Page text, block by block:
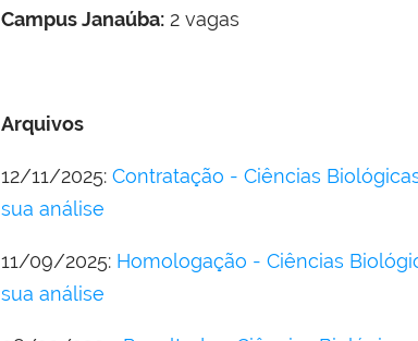
Campus Janaúba: 2 vagas
Arquivos
12/11/2025: Contratação - Ciências
sua análise
11/09/2025: Homologação - Ciências
sua análise